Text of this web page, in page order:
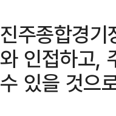
진주종합경기
와 인접하고,
수 있을 것으